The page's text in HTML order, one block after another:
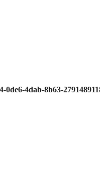
0de6-4dab-8b63-